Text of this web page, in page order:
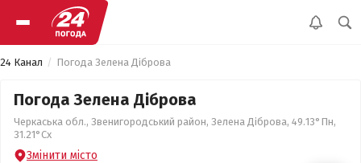
24 Канал Погода Зелена Діброва
Погода Зелена Діброва
Черкаська обл., Звенигородський район, Зелена Діброва, 49.13°Пн,
31.21°Сх
Змінити місто